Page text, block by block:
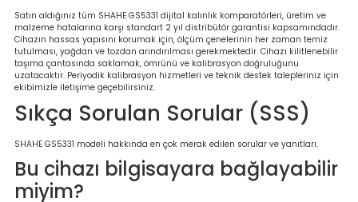
Satın aldığınız tüm SHAHE GS5331 dijital kalınlık komparatörleri, üretim ve
malzeme hatalarına karşı standart 2 yıl distribütör garantisi kapsamındadır.
Cihazın hassas yapısını korumak için, ölçüm çenelerinin her zaman temiz
tutulması, yağdan ve tozdan arındırılması gerekmektedir. Cihazı kilitlenebilir
taşıma çantasında saklamak, ömrünü ve kalibrasyon doğruluğunu
uzatacaktır. Periyodik kalibrasyon hizmetleri ve teknik destek talepleriniz için
ekibimizle iletişime geçebilirsiniz.
Sıkça Sorulan Sorular (SSS)
SHAHE GS5331 modeli hakkında en çok merak edilen sorular ve yanıtları.
Bu cihazı bilgisayara bağlayabilir
miyim?